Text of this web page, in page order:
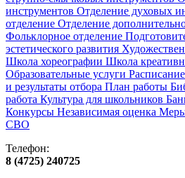
инструментов Отделение духовых
отделение Отделение
Фольклорное отделение
эстетического развития
Школа хореографии Школа
Образовательные услуги
и результаты отбора План работы
работа Культура для школьников
Конкурсы Независимая оценка Меры
СВО
Телефон:
8 (4725) 240725